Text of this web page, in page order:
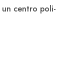
centro poli-